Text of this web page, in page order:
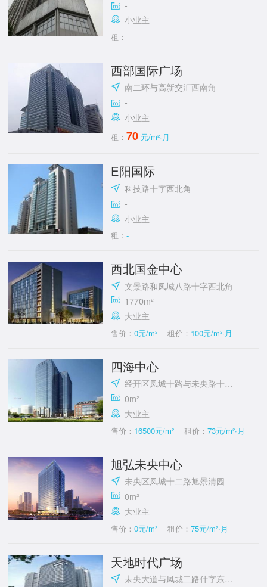
-
小业主
租：-
西部国际广场
南二环与高新交汇西南角
-
小业主
租：70 元/m²·月
E阳国际
科技路十字西北角
-
小业主
租：-
西北国金中心
文景路和凤城八路十字西北角
1770m²
大业主
售价：0元/m² 租价： 100元/m²·月
四海中心
经开区凤城十路与未央路十字东南
0m²
大业主
售价： 16500元/m² 租价： 73元/m²·月
旭弘未央中心
未央区凤城十二路旭景清园
0m²
大业主
售价：0元/m² 租价： 75元/m²·月
天地时代广场
未央大道与凤城二路什字东北角